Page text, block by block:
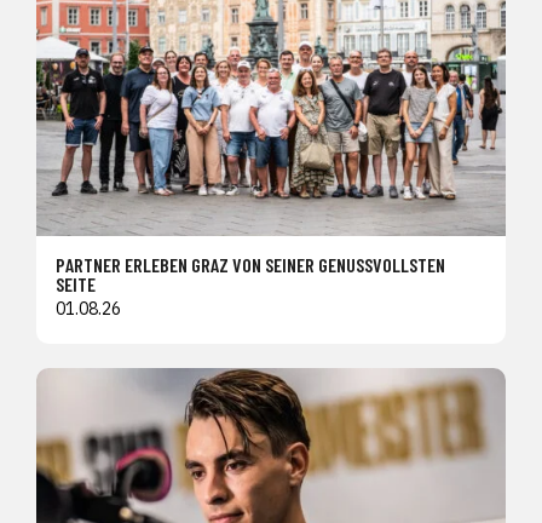
PARTNER ERLEBEN GRAZ VON SEINER GENUSSVOLLSTEN
SEITE
01.08.26